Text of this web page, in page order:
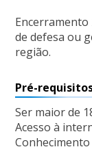
Encerramento
de defesa ou
região.
Pré-
Ser maior de
Acesso à